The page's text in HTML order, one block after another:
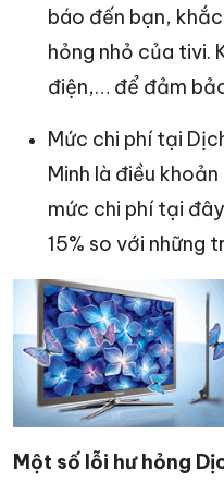
báo đến bạn,
hỏng nhỏ của tivi.
điện,… để đảm
Mức chi phí tại
Minh là điều
mức chi phí tại
15% so với những
Một số lỗi hư hỏng